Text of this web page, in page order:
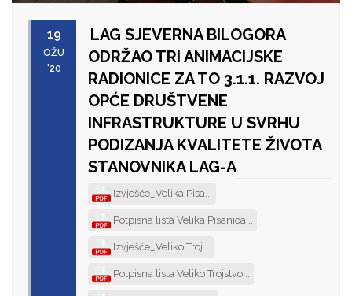
19
OŽU
'20
LAG SJEVERNA BILOGORA
ODRŽAO TRI ANIMACIJSKE
RADIONICE ZA TO 3.1.1. RAZVOJ
OPĆE DRUŠTVENE
INFRASTRUKTURE U SVRHU
PODIZANJA KVALITETE ŽIVOTA
STANOVNIKA LAG-A
Izvješće_Velika Pisa...
Potpisna lista Velika Pisanica...
Izvješće_Veliko Troj...
Potpisna lista Veliko Trojstvo...